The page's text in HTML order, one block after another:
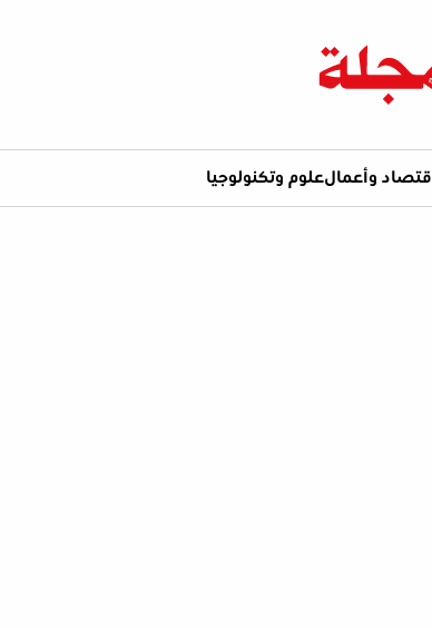
اقتصاد وأعمالعلوم وتكنولوجيا